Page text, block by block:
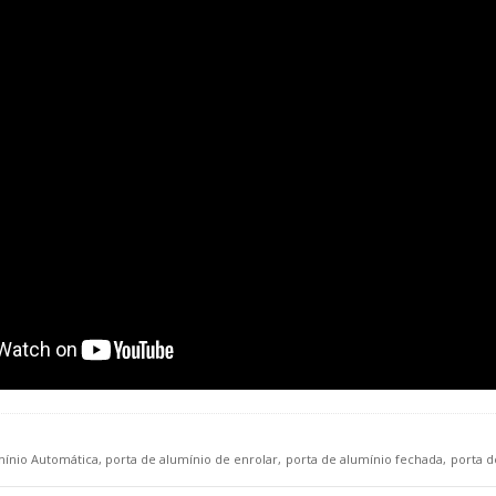
Automática porta de alumínio de enrolar porta de alumínio fechada porta